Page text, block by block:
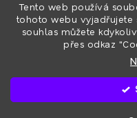
Tento web používá
tohoto webu vyjadřujete
souhlas můžete
přes odkaz
Vytvořil
Copyright 2026